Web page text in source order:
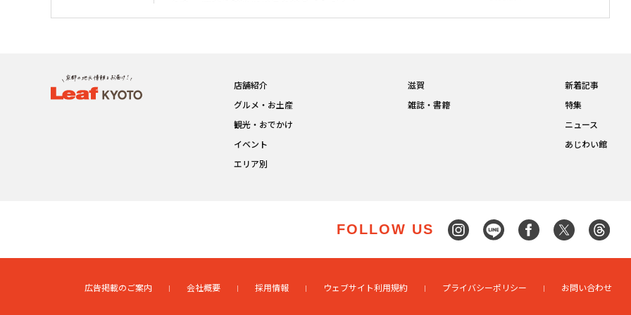
店舗紹介
グルメ・お土産
観光・おでかけ
イベント
エリア別
滋賀
雑誌・書籍
新着記事
特集
ニュース
あじわい館
FOLLOW US
広告掲載のご案内 会社概要 採用情報 ウェブサイト利用規約 プライバシーポリシー お問い合わせ